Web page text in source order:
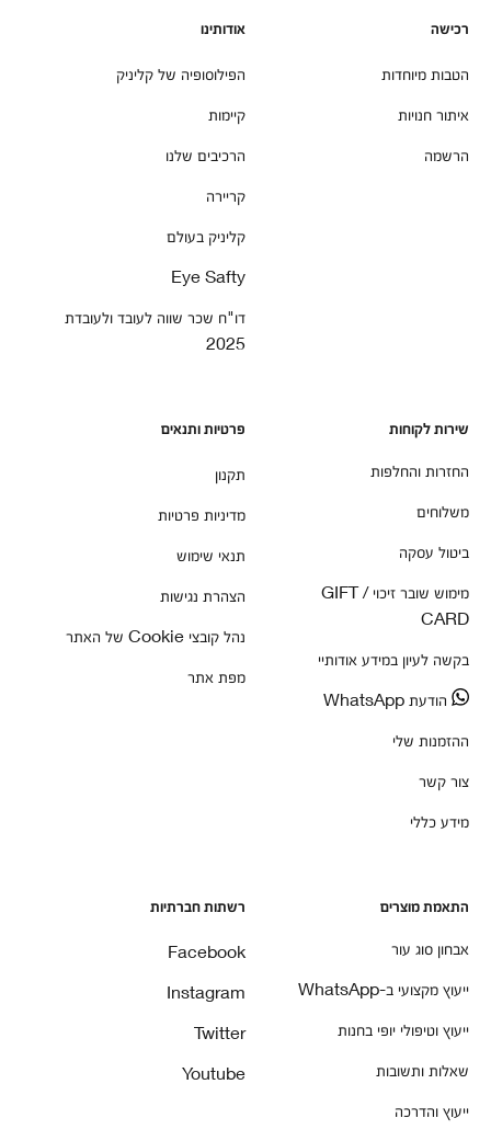
רכישה
הטבות מיוחדות
איתור חנויות
הרשמה
אודותינו
הפילוסופיה של קליניק
קיימות
הרכיבים שלנו
קריירה
קליניק בעולם
Eye Safty
דו"ח שכר שווה לעובד ולעובדת
2025
שירות לקוחות
החזרות והחלפות
משלוחים
ביטול עסקה
מימוש שובר זיכוי / GIFT
CARD
בקשה לעיון במידע אודותיי
הודעת WhatsApp
ההזמנות שלי
צור קשר
מידע כללי
פרטיות ותנאים
תקנון
מדיניות פרטיות
תנאי שימוש
הצהרת נגישות
נהל קובצי Cookie של האתר
מפת אתר
התאמת מוצרים
אבחון סוג עור
ייעוץ מקצועי ב-WhatsApp
ייעוץ וטיפולי יופי בחנות
שאלות ותשובות
ייעוץ והדרכה
רשתות חברתיות
Facebook
Instagram
Twitter
Youtube